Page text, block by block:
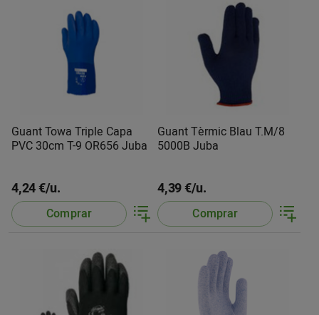
Guant Towa Triple Capa
PVC 30cm T-9 OR656 Juba
4,24 €/u.
Comprar
Guant Tèrmic Blau T.M/8
5000B Juba
4,39 €/u.
Comprar